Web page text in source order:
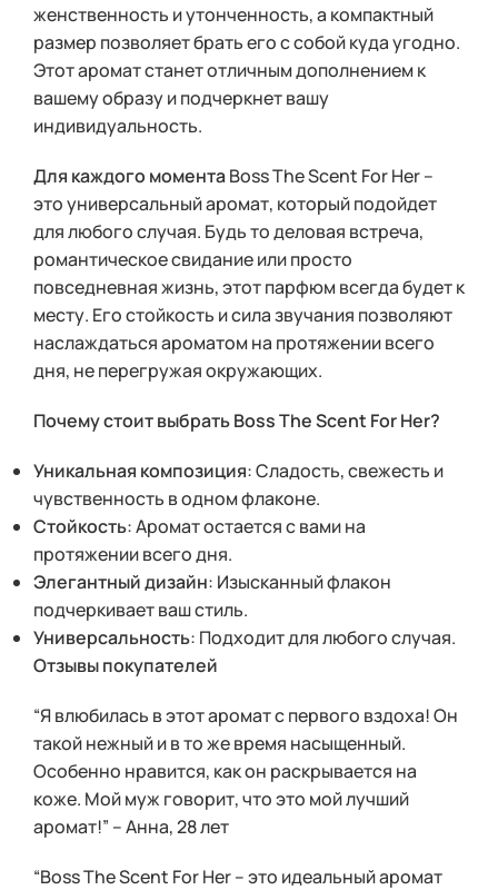
женственность и утонченность, а компактный
размер позволяет брать его с собой куда угодно.
Этот аромат станет отличным дополнением к
вашему образу и подчеркнет вашу
индивидуальность.
Для каждого моментаBoss The Scent For Her –
это универсальный аромат, который подойдет
для любого случая. Будь то деловая встреча,
романтическое свидание или просто
повседневная жизнь, этот парфюм всегда будет к
месту. Его стойкость и сила звучания позволяют
наслаждаться ароматом на протяжении всего
дня, не перегружая окружающих.
Почему стоит выбрать Boss The Scent For Her?
Уникальная композиция: Сладость, свежесть и
чувственность в одном флаконе.
Стойкость: Аромат остается с вами на
протяжении всего дня.
Элегантный дизайн: Изысканный флакон
подчеркивает ваш стиль.
Универсальность: Подходит для любого случая.
Отзывы покупателей
“Я влюбилась в этот аромат с первого вздоха! Он
такой нежный и в то же время насыщенный.
Особенно нравится, как он раскрывается на
коже. Мой муж говорит, что это мой лучший
аромат!” – Анна, 28 лет
“Boss The Scent For Her – это идеальный аромат